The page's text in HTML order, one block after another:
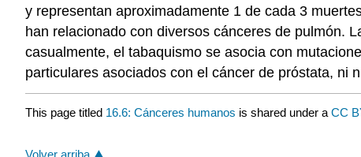
y representan aproximadamente 1 de cada 3
han relacionado con diversos cánceres de pulmón.
casualmente, el tabaquismo se asocia con
particulares asociados con el cáncer de próstata, ni
This page titled 16.6: Cánceres humanos is shared under a CC
Volver arriba